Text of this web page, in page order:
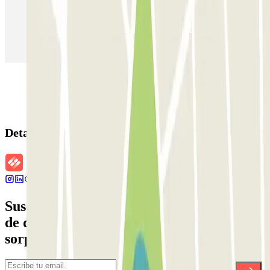
Parking en Aeropuerto Madrid Barajas
Parking en Sants - Estación de Barcelona
Detalles de la reserva
Suscríbete a nuestra newsletter y entérate
de descuentos, sorteos y otras muchas
sorpresas.